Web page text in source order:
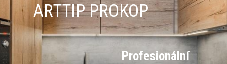
ARTTIP PROKOP
Profesionální